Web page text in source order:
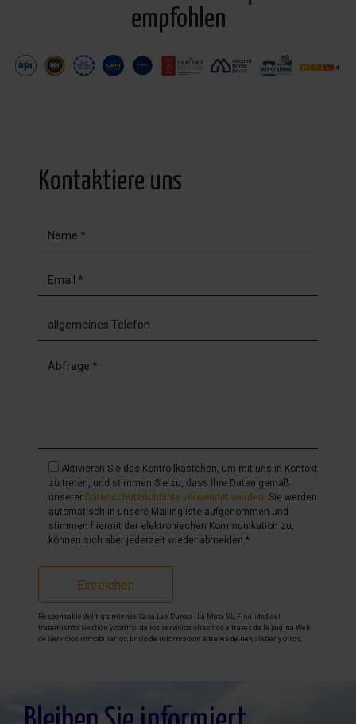
empfohlen
Kontaktiere uns
Aktivieren Sie das Kontrollkästchen, um mit uns in Kontakt
zu treten, und stimmen Sie zu, dass Ihre Daten gemäß
unserer Datenschutzrichtlinie verwendet werden. Sie werden
automatisch in unsere Mailingliste aufgenommen und
stimmen hiermit der elektronischen Kommunikation zu,
können sich aber jederzeit wieder abmelden.*
Einreichen
Responsable del tratamiento: Casa Las Dunas - La Mata SL, Finalidad del
tratamiento: Gestión y control de los servicios ofrecidos a través de la página Web
de Servicios inmobiliarios, Envío de información a traves de newsletter y otros,
detallada sobre protección de datos
Aquí